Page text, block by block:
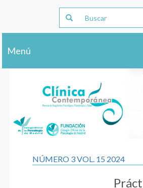
Menú
NÚMERO 3 VOL. 15 2024